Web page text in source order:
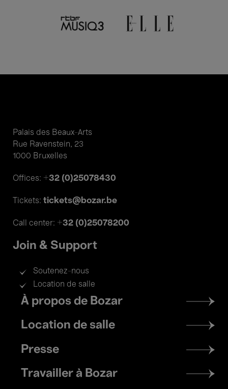
Palais des Beaux-Arts
Rue Ravenstein, 23
1000 Bruxelles
Offices: +32 (0)25078430
Tickets: tickets@bozar.be
Call center: +32 (0)25078200
Join & Support
Soutenez-nous
Location de salle
Footer
menu
À propos de Bozar
Location de salle
Presse
Travailler à Bozar